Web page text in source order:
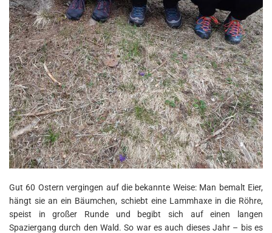
Gut 60 Ostern vergingen auf die bekannte Weise: Man bemalt Eier,
hängt sie an ein Bäumchen, schiebt eine Lammhaxe in die Röhre,
speist in großer Runde und begibt sich auf einen langen
Spaziergang durch den Wald. So war es auch dieses Jahr – bis es